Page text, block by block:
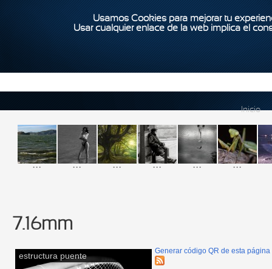
Usamos Cookies para mejorar tu
Usar cualquier enlace de la web implica el
Inicio
... ... ... ... ... ...
7.16mm
estructura puente Generar código QR de esta página